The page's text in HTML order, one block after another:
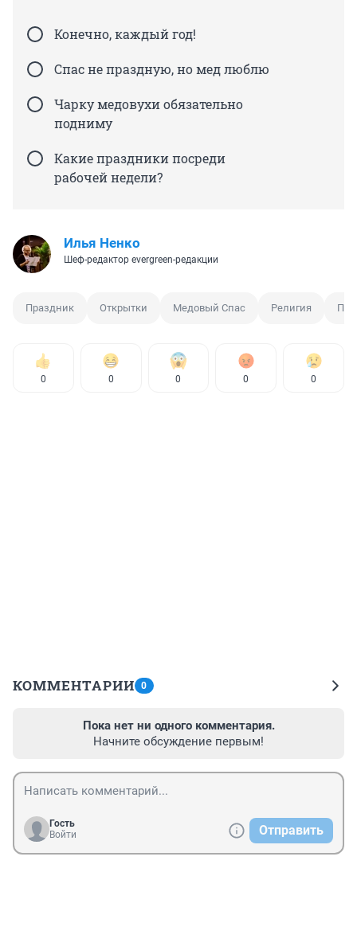
Конечно, каждый год!
Спас не праздную, но мед люблю
Чарку медовухи обязательно
подниму
Какие праздники посреди
рабочей недели?
Илья Ненко
Шеф-редактор evergreen-редакции
Праздник Открытки Медовый Спас Религия
0 0 0 0 0
КОММЕНТАРИИ 0
Пока нет ни одного комментария.
Начните обсуждение первым!
Гость
Войти
Отправить